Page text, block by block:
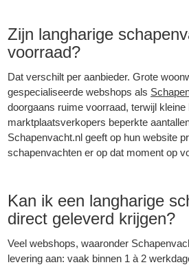
Zijn langharige
voorraad?
Dat verschilt per aanbieder. Grote
gespecialiseerde webshops als
doorgaans ruime voorraad, terwijl kleine
marktplaatsverkopers beperkte
Schapenvacht.nl geeft op hun website
schapenvachten er op dat moment op
Kan ik een langharige
direct geleverd krijgen?
Veel webshops, waaronder
levering aan: vaak binnen 1 à 2